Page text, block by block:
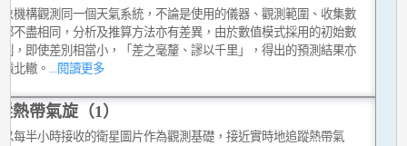
機構觀測同一個天氣系統，不論是使用的儀器、觀測範圍、收集數
不盡相同，分析及推算方法亦有差異，由於數值模式採用的初始數
，即使差別相當小，「差之毫釐、謬以千里」，得出的預測結果亦
北轍。 ...閱讀更多
熱帶氣旋（1）
每半小時接收的衛星圖片作為觀測基礎，接近實時地追蹤熱帶氣